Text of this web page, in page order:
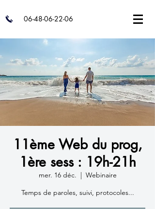
06-48-06-22-06
11ème Web du prog,
1ère sess : 19h-21h
mer. 16 déc.
  |
Webinaire
Temps de paroles, suivi, protocoles...